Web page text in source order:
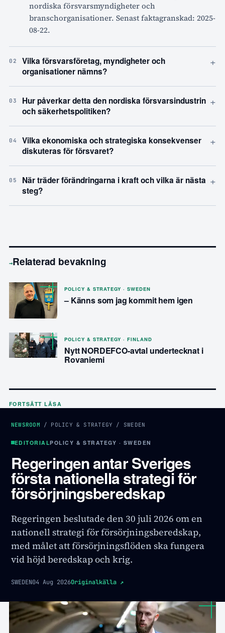
nordiska försvarsmyndigheter och
branschorganisationer. Senast faktagranskad: 2025-
08-22.
02
Vilka försvarsföretag, myndigheter och
organisationer nämns?
+
03
Hur påverkar detta den nordiska försvarsindustrin
och säkerhetspolitiken?
+
04
Vilka ekonomiska och strategiska konsekvenser
diskuteras för försvaret?
+
05
När träder förändringarna i kraft och vilka är nästa
steg?
+
→Relaterad bevakning
POLICY & STRATEGY · SWEDEN
– Känns som jag kommit hem igen
POLICY & STRATEGY · FINLAND
Nytt NORDEFCO-avtal undertecknat i
Rovaniemi
FORTSÄTT LÄSA
NEWSROOM / POLICY & STRATEGY / SWEDEN
EDITORIALPOLICY & STRATEGY · SWEDEN
Regeringen antar Sveriges
första nationella strategi för
försörjningsberedskap
Regeringen beslutade den 30 juli 2026 om en
nationell strategi för försörjningsberedskap,
med målet att försörjningsflöden ska fungera
vid höjd beredskap och krig.
SWEDEN04 Aug 2026Originalkälla ↗